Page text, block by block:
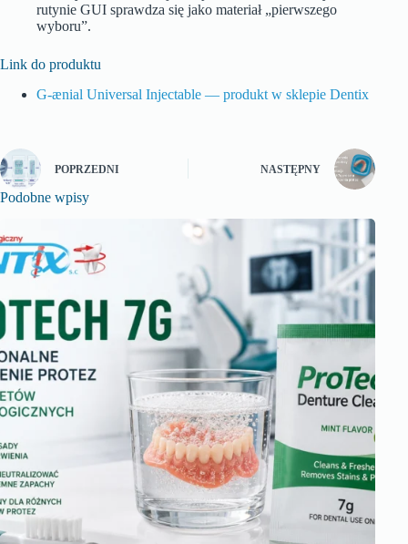
rutynie GUI sprawdza się jako materiał „pierwszego
wyboru”.
Link do produktu
G‑ænial Universal Injectable — produkt w sklepie Dentix
POPRZEDNI NASTĘPNY
Podobne wpisy